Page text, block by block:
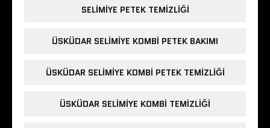
SELIMIYE PETEK TEMIZLIĞI
ÜSKÜDAR SELIMIYE KOMBI PETEK BAKIMI
ÜSKÜDAR SELIMIYE KOMBI PETEK TEMIZLIĞI
ÜSKÜDAR SELIMIYE KOMBI TEMIZLIĞI